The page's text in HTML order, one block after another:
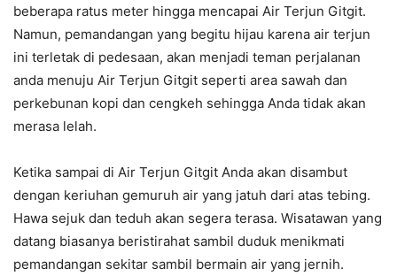
beberapa ratus meter hingga mencapai Air Terjun Gitgit.
Namun, pemandangan yang begitu hijau karena air terjun
ini terletak di pedesaan, akan menjadi teman perjalanan
anda menuju Air Terjun Gitgit seperti area sawah dan
perkebunan kopi dan cengkeh sehingga Anda tidak akan
merasa lelah.
Ketika sampai di Air Terjun Gitgit Anda akan disambut
dengan keriuhan gemuruh air yang jatuh dari atas tebing.
Hawa sejuk dan teduh akan segera terasa. Wisatawan yang
datang biasanya beristirahat sambil duduk menikmati
pemandangan sekitar sambil bermain air yang jernih.